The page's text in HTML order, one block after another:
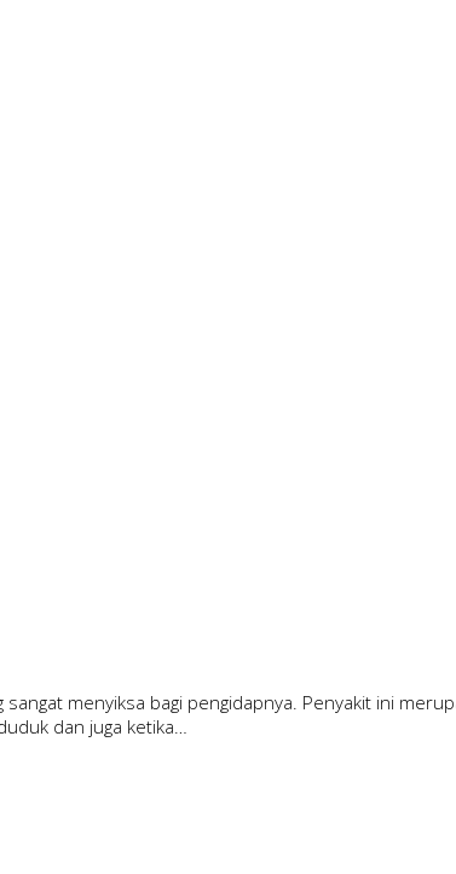
menyiksa bagi pengidapnya. Penyakit ini
dan juga ketika…